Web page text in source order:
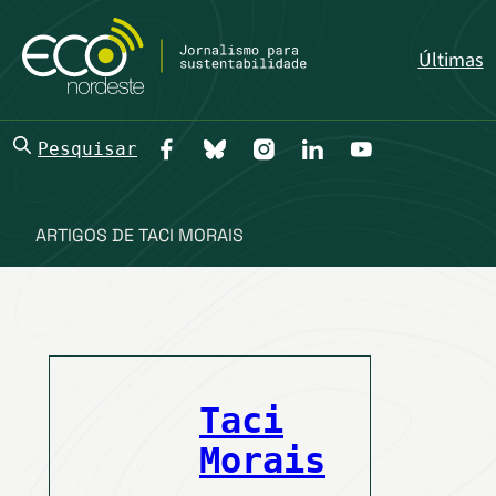
Últimas
Pesquisar
ARTIGOS DE TACI MORAIS
Taci
Morais